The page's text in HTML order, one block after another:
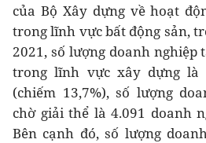
của Bộ Xây dựng về hoạt
trong lĩnh vực bất động sản,
2021, số lượng doanh
trong lĩnh vực xây dựng là
(chiếm 13,7%), số lượng
chờ giải thể là 4.091 doanh
Bên cạnh đó, số lượng